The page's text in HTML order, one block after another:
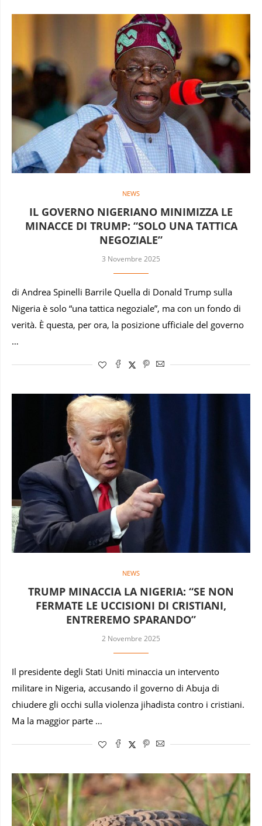
NEWS
IL GOVERNO NIGERIANO MINIMIZZA LE
MINACCE DI TRUMP: “SOLO UNA TATTICA
NEGOZIALE”
3 Novembre 2025
di Andrea Spinelli Barrile Quella di Donald Trump sulla
Nigeria è solo “una tattica negoziale”, ma con un fondo di
verità. È questa, per ora, la posizione ufficiale del governo
…
NEWS
TRUMP MINACCIA LA NIGERIA: “SE NON
FERMATE LE UCCISIONI DI CRISTIANI,
ENTREREMO SPARANDO”
2 Novembre 2025
Il presidente degli Stati Uniti minaccia un intervento
militare in Nigeria, accusando il governo di Abuja di
chiudere gli occhi sulla violenza jihadista contro i cristiani.
Ma la maggior parte …